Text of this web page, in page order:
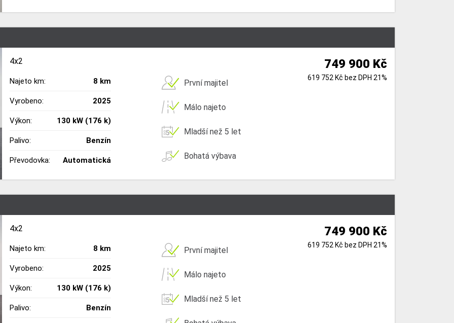
4x2
Najeto km: 8 km
Vyrobeno: 2025
Výkon: 130 kW (176 k)
Palivo: Benzín
Převodovka: Automatická
První majitel
Málo najeto
Mladší než 5 let
Bohatá výbava
749 900 Kč
619 752 Kč bez DPH 21%
4x2
Najeto km: 8 km
Vyrobeno: 2025
Výkon: 130 kW (176 k)
Palivo: Benzín
První majitel
Málo najeto
Mladší než 5 let
749 900 Kč
619 752 Kč bez DPH 21%